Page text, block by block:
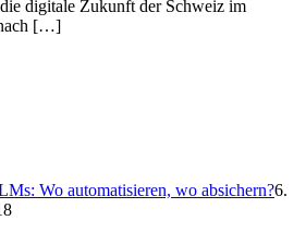
digitale Zukunft der Schweiz im
[…]
Wo automatisieren, wo absichern?6.